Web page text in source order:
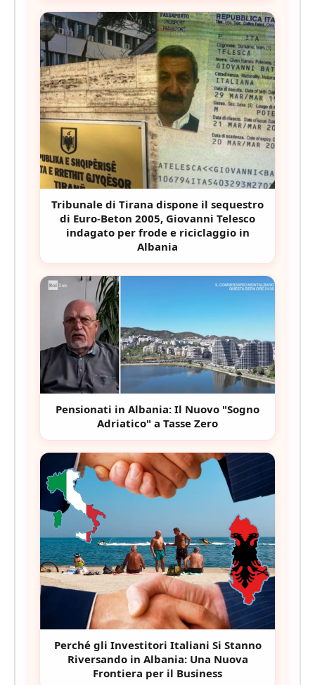
Tribunale di Tirana dispone il sequestro
di Euro-Beton 2005, Giovanni Telesco
indagato per frode e riciclaggio in
Albania
Pensionati in Albania: Il Nuovo "Sogno
Adriatico" a Tasse Zero
Perché gli Investitori Italiani Si Stanno
Riversando in Albania: Una Nuova
Frontiera per il Business